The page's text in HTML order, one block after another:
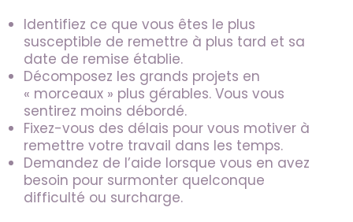
Identifiez ce que vous êtes le plus
susceptible de remettre à plus tard et sa
date de remise établie.
Décomposez les grands projets en
« morceaux » plus gérables. Vous vous
sentirez moins débordé.
Fixez-vous des délais pour vous motiver à
remettre votre travail dans les temps.
Demandez de l’aide lorsque vous en avez
besoin pour surmonter quelconque
difficulté ou surcharge.